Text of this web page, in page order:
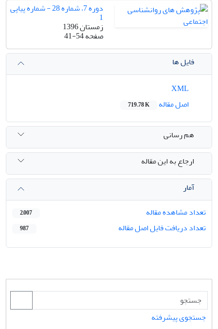
دوره 7، شماره 28 - شماره پیاپی
1
زمستان 1396
صفحه41-54
فایل ها
اصل مقاله
719.78 K
هم رسانی
ارجاع به این مقاله
آمار
تعداد مشاهده مقاله
2,007
تعداد دریافت فایل اصل مقاله 987
جستجوی پیشرفته